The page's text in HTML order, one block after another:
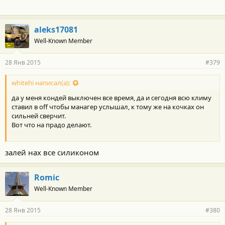
aleks17081
Well-Known Member
28 Янв 2015 #379
whitehi написал(а):
да у меня кондей выключен все время, да и сегодня всю климу
ставил в off чтобы манагер услышал, к тому же на кочках он
сильней сверчит.
Вот что на прадо делают.
залей нах все силиконом
Romic
Well-Known Member
28 Янв 2015 #380